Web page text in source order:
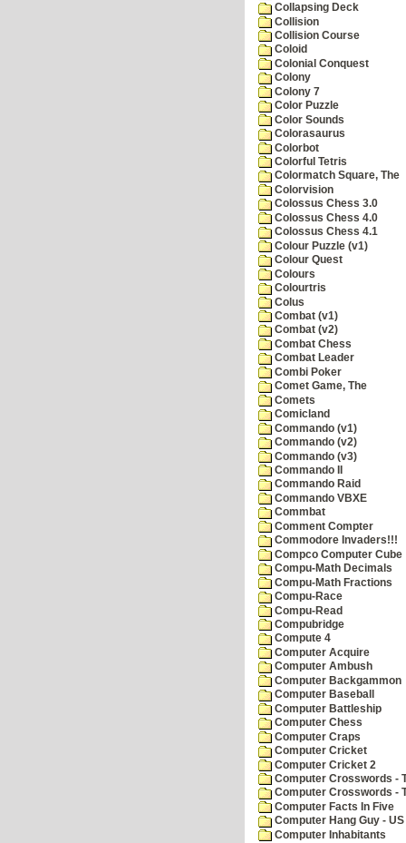
Collapsing Deck
Collision
Collision Course
Coloid
Colonial Conquest
Colony
Colony 7
Color Puzzle
Color Sounds
Colorasaurus
Colorbot
Colorful Tetris
Colormatch Square, The
Colorvision
Colossus Chess 3.0
Colossus Chess 4.0
Colossus Chess 4.1
Colour Puzzle (v1)
Colour Quest
Colours
Colourtris
Colus
Combat (v1)
Combat (v2)
Combat Chess
Combat Leader
Combi Poker
Comet Game, The
Comets
Comicland
Commando (v1)
Commando (v2)
Commando (v3)
Commando II
Commando Raid
Commando VBXE
Commbat
Comment Compter
Commodore Invaders!!!
Compco Computer Cube
Compu-Math Decimals
Compu-Math Fractions
Compu-Race
Compu-Read
Compubridge
Compute 4
Computer Acquire
Computer Ambush
Computer Backgammon
Computer Baseball
Computer Battleship
Computer Chess
Computer Craps
Computer Cricket
Computer Cricket 2
Computer Crosswords -
Computer Crosswords -
Computer Facts In Five
Computer Hang Guy -
Computer Inhabitants